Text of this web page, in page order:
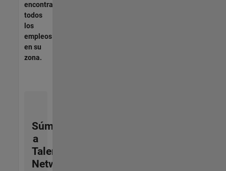
encontrar
todos
los
empleos
en su
zona.
Súmese
a
Talent
Network